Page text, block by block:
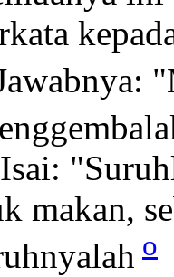
makan,
o